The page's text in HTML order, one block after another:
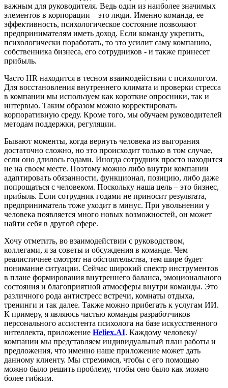
важным для руководителя. Ведь один из наиболее значимых
элементов в корпорации – это люди. Именно команда, ее
эффективность, психологическое состояние позволяют
предпринимателям иметь доход. Если команду укрепить,
психологически поработать, то это усилит саму компанию,
собственника бизнеса, его сотрудников - и также принесет
прибыль.
Часто HR находится в тесном взаимодействии с психологом.
Для восстановления внутреннего климата и проверки стресса
в компании мы используем как короткие опросники, так и
интервью. Таким образом можно корректировать
корпоративную среду. Кроме того, мы обучаем руководителей
методам поддержки, регуляции.
Бывают моменты, когда вернуть человека из выгорания
достаточно сложно, но это происходит только в том случае,
если оно длилось годами. Иногда сотрудник просто находится
не на своем месте. Поэтому можно либо внутри компании
адаптировать обязанности, функционал, позицию, либо даже
попрощаться с человеком. Поскольку наша цель – это бизнес,
прибыль. Если сотрудник годами не приносит результата,
предприниматель тоже уходит в минус. При увольнении у
человека появляется много новых возможностей, он может
найти себя в другой сфере.
Хочу отметить, во взаимодействии с руководством,
коллегами, я за советы и обсуждения в команде. Чем
реалистичнее смотрят на обстоятельства, тем шире будет
понимание ситуации. Сейчас широкий спектр инструментов
в плане формирования внутреннего баланса, эмоционального
состояния и благоприятной атмосферы внутри команды. Это
различного рода антистресс встречи, комнаты отдыха,
тренинги и так далее. Также можно прибегать к услугам ИИ.
К примеру, я являюсь частью команды разработчиков
персонального ассистента психолога на базе искусственного
интеллекта, приложение Heliex.AI. Каждому человеку/
компании мы представляем индивидуальный план работы и
предложения, что именно наше приложение может дать
данному клиенту. Мы стремимся, чтобы с его помощью
можно было решить проблему, чтобы оно было как можно
более гибким.